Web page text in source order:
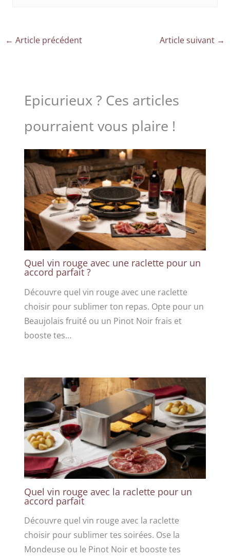
← Article précédent Article suivant →
Epicurieux ? Ces articles
pourraient vous plaire !
Quel vin rouge avec une raclette pour un
accord parfait ?
Découvre quel vin rouge avec une raclette
choisir pour sublimer ton repas. Opte pour un
Beaujolais fruité ou un Pinot Noir frais et
booste tes…
Quel vin rouge avec la raclette pour un
accord parfait
Découvre quel vin rouge avec la raclette
choisir pour sublimer tes soirées. Ose la
Mondeuse ou le Pinot Noir et booste tes